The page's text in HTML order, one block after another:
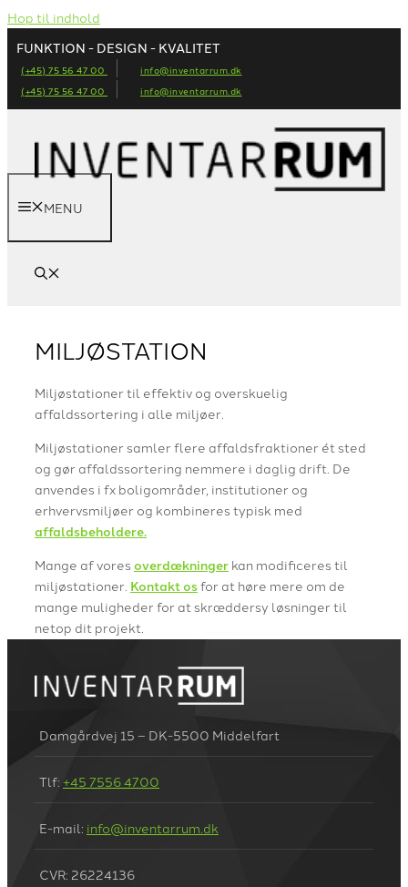
Hop til indhold
FUNKTION - DESIGN - KVALITET
(+45) 75 56 47 00
info@inventarrum.dk
(+45) 75 56 47 00
info@inventarrum.dk
MENU
MILJØSTATION
Miljøstationer til effektiv og overskuelig
affaldssortering i alle miljøer.
Miljøstationer samler flere affaldsfraktioner ét sted
og gør affaldssortering nemmere i daglig drift. De
anvendes i fx boligområder, institutioner og
erhvervsmiljøer og kombineres typisk med
affaldsbeholdere.
Mange af vores overdækninger kan modificeres til
miljøstationer. Kontakt osfor at høre mere om de
mange muligheder for at skræddersy løsninger til
netop dit projekt.
Damgårdvej 15 – DK-5500 Middelfart
Tlf: +45 7556 4700
E-mail: info@inventarrum.dk
CVR: 26224136